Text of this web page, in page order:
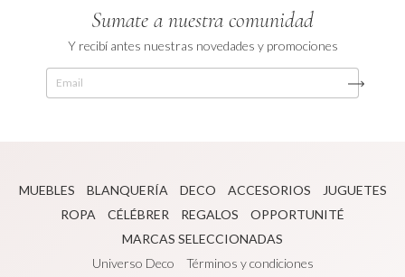
Sumate a nuestra comunidad
Y recibí antes nuestras novedades y promociones
MUEBLES BLANQUERÍA DECO ACCESORIOS
JUGUETES
ROPA
CÉLÉBRER REGALOS
OPPORTUNITÉ
MARCAS SELECCIONADAS
Universo Deco
Términos y condiciones